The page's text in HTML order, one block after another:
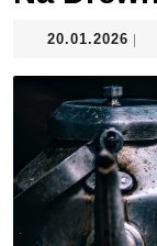
20.01.2026